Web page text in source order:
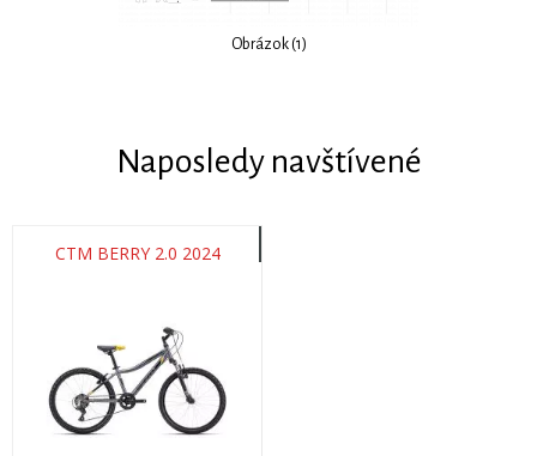
Obrázok (1)
Naposledy navštívené
CTM BERRY 2.0 2024